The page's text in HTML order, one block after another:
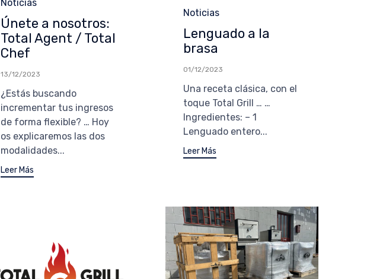
Noticias
Únete a nosotros:
Total Agent / Total
Chef
13/12/2023
¿Estás buscando
incrementar tus ingresos
de forma flexible? … Hoy
os explicaremos las dos
modalidades...
Leer Más
Categoría
Noticias
Lenguado a la
brasa
01/12/2023
Una receta clásica, con el
toque Total Grill … …
Ingredientes: – 1
Lenguado entero...
Leer Más